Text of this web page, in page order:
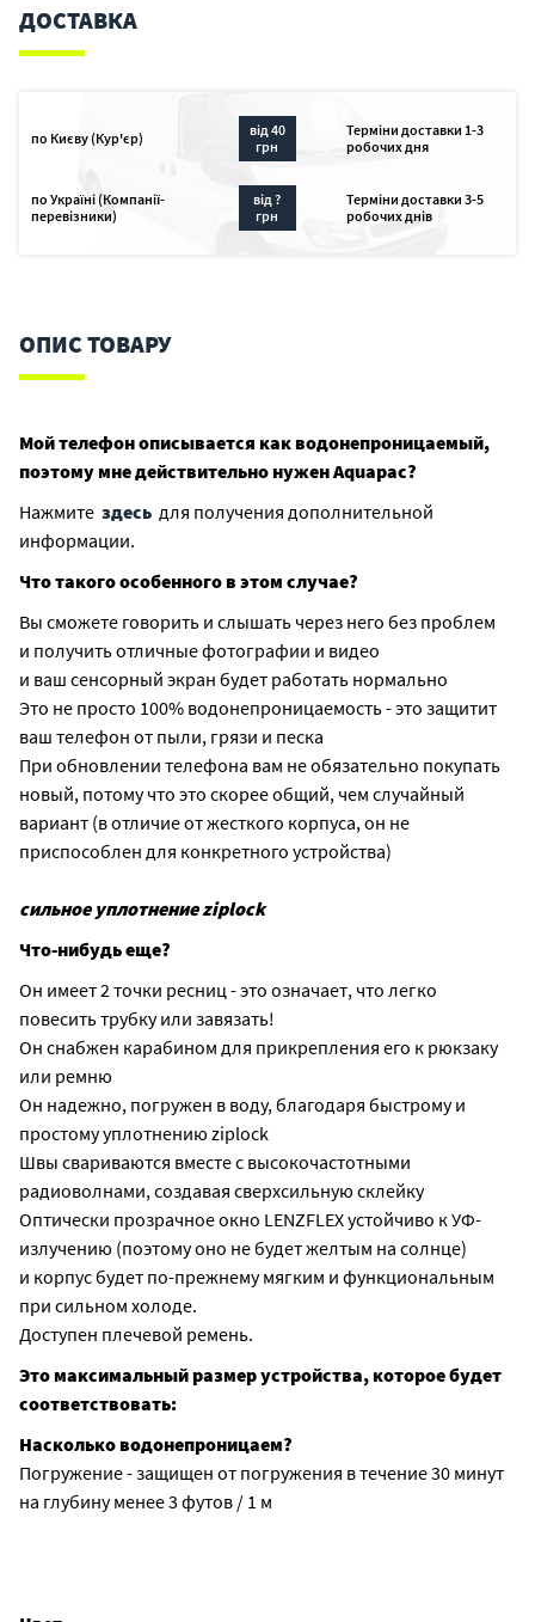
ДОСТАВКА
по Києву (Кур'єр)
від 40
грн
Терміни доставки 1-3
робочих дня
по Україні (Компанії-
перевізники)
від ?
грн
Терміни доставки 3-5
робочих днів
ОПИС ТОВАРУ
Мой телефон описывается как водонепроницаемый,
поэтому мне действительно нужен Aquapac?
Нажмите здесь для получения дополнительной
информации.
Что такого особенного в этом случае?
Вы сможете говорить и слышать через него без проблем
и получить отличные фотографии и видео
и ваш сенсорный экран будет работать нормально
Это не просто 100% водонепроницаемость - это защитит
ваш телефон от пыли, грязи и песка
При обновлении телефона вам не обязательно покупать
новый, потому что это скорее общий, чем случайный
вариант (в отличие от жесткого корпуса, он не
приспособлен для конкретного устройства)
сильное уплотнение ziplock
Что-нибудь еще?
Он имеет 2 точки ресниц - это означает, что легко
повесить трубку или завязать!
Он снабжен карабином для прикрепления его к рюкзаку
или ремню
Он надежно, погружен в воду, благодаря быстрому и
простому уплотнению ziplock
Швы свариваются вместе с высокочастотными
радиоволнами, создавая сверхсильную склейку
Оптически прозрачное окно LENZFLEX устойчиво к УФ-
излучению (поэтому оно не будет желтым на солнце)
и корпус будет по-прежнему мягким и функциональным
при сильном холоде.
Доступен плечевой ремень.
Это максимальный размер устройства, которое будет
соответствовать:
Насколько водонепроницаем?
Погружение - защищен от погружения в течение 30 минут
на глубину менее 3 футов / 1 м